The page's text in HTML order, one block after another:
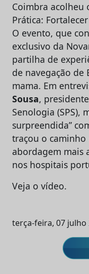
Coimbra acolheu
Prática:
O evento, que
exclusivo da
partilha de
de navegação de
mama. Em
Sousa,
Senologia (SPS),
surpreendida”
traçou o caminho
abordagem mais
nos hospitais
Veja o vídeo.
terça-feira, 07 julho